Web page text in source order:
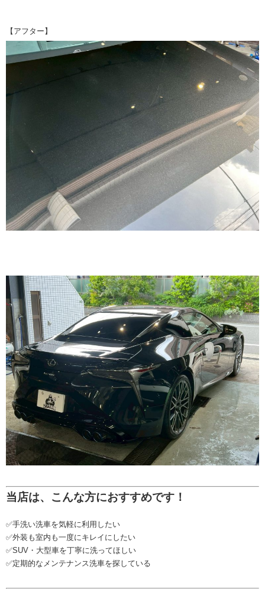
【アフター】
当店は、こんな方におすすめです！
✅手洗い洗車を気軽に利用したい
✅外装も室内も一度にキレイにしたい
✅SUV・大型車を丁寧に洗ってほしい
✅定期的なメンテナンス洗車を探している